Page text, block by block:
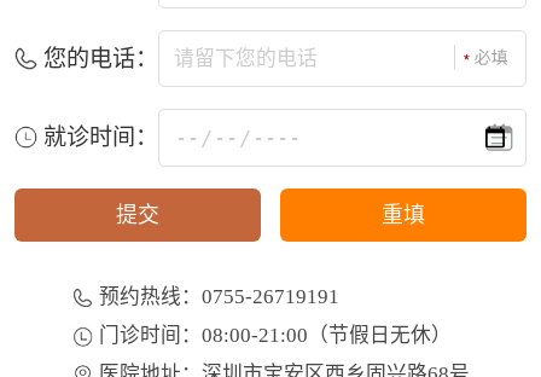
您的电话：
就诊时间：
预约热线：0755-26719191
门诊时间：08:00-21:00（节假日无休）